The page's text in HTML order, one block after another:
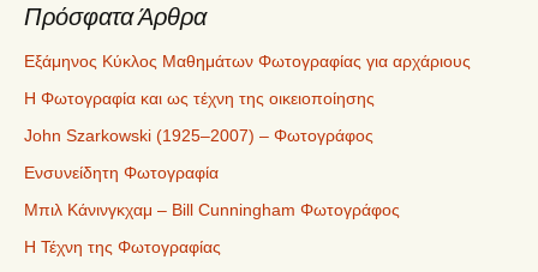
Πρόσφατα Άρθρα
Εξάμηνος Κύκλος Μαθημάτων Φωτογραφίας για αρχάριους
Η Φωτογραφία και ως τέχνη της οικειοποίησης
John Szarkowski (1925–2007) – Φωτογράφος
Ενσυνείδητη Φωτογραφία
Μπιλ Κάνινγκχαμ – Bill Cunningham Φωτογράφος
Η Τέχνη της Φωτογραφίας